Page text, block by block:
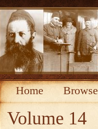
Home Browse
Volume 14